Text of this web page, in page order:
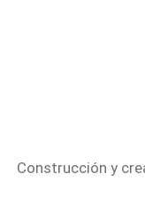
Construcción y